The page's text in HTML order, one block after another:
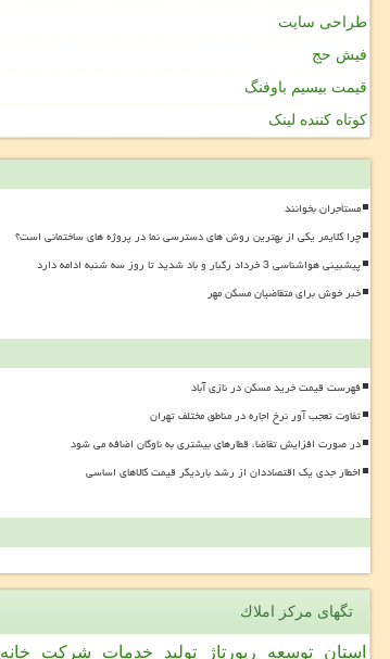
طراحی سایت
فیش حج
قیمت بیسیم باوفنگ
کوتاه کننده لینک
مستأجران بخوانند
چرا کلایمر یکی از بهترین روش های دسترسی نما در پروژه های ساختمانی است؟
پیشبینی هواشناسی 3 خرداد رگبار و باد شدید تا روز سه شنبه ادامه دارد
خبر خوش برای متقاضیان مسکن مهر
فهرست قیمت خرید مسکن در نازی آباد
تفاوت تعجب آور نرخ اجاره در مناطق مختلف تهران
در صورت افزایش تقاضا، قطارهای بیشتری به ناوگان اضافه می شود
اخطار جدی یک اقتصاددان از رشد باردیگر قیمت کالاهای اساسی
تگهای مركز املاك
استان توسعه رپورتاژ تولید خدمات شركت خانه